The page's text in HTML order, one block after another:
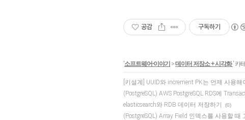
공감 구독하기
'소프트웨어-이야기 >데이터 저장소 + 시각화' 카
[키설계] UUID와 increment PK는 언제 사용해
(PostgreSQL) AWS PostgreSQL RDS에
elasticsearch와 RDB 데이터 저장하기 (0)
(PostgreSQL) Array Field 인덱스를 사용할 때